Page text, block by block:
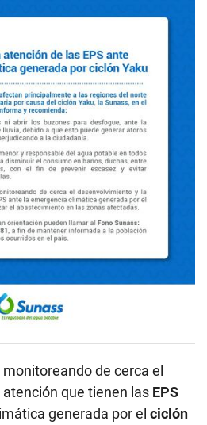
de cerca el
que tienen las EPS
generada por el ciclón